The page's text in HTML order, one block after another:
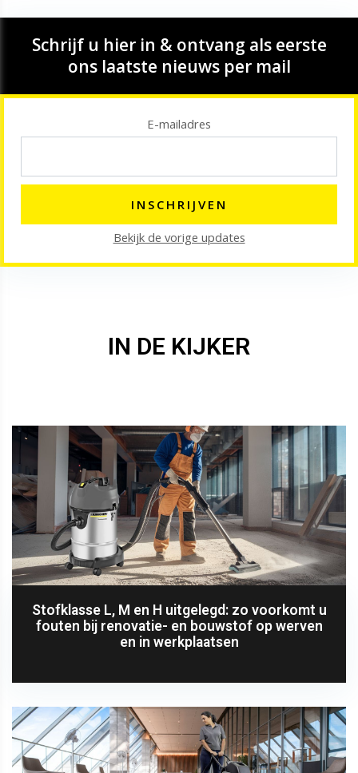
Schrijf u hier in & ontvang als eerste
ons laatste nieuws per mail
E-mailadres
Bekijk de vorige updates
IN DE KIJKER
Stofklasse L, M en H uitgelegd: zo voorkomt u
fouten bij renovatie- en bouwstof op werven
en in werkplaatsen